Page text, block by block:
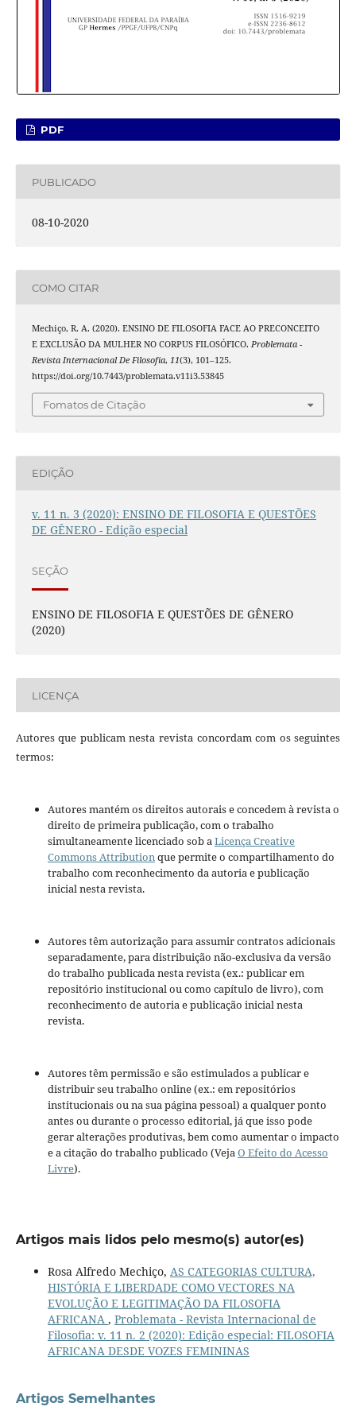
PDF
PUBLICADO
08-10-2020
COMO CITAR
Mechiço, R. A. (2020). ENSINO DE FILOSOFIA FACE AO PRECONCEITO
E EXCLUSÃO DA MULHER NO CORPUS FILOSÓFICO. Problemata -
Revista Internacional De Filosofia, 11(3), 101–125.
https://doi.org/10.7443/problemata.v11i3.53845
Fomatos de Citação
EDIÇÃO
v. 11 n. 3 (2020): ENSINO DE FILOSOFIA E QUESTÕES
DE GÊNERO - Edição especial
SEÇÃO
ENSINO DE FILOSOFIA E QUESTÕES DE GÊNERO
(2020)
LICENÇA
Autores que publicam nesta revista concordam com os seguintes
termos:
Autores mantém os direitos autorais e concedem à revista o
direito de primeira publicação, com o trabalho
simultaneamente licenciado sob aLicença Creative
Commons Attributionque permite o compartilhamento do
trabalho com reconhecimento da autoria e publicação
inicial nesta revista.
Autores têm autorização para assumir contratos adicionais
separadamente, para distribuição não-exclusiva da versão
do trabalho publicada nesta revista (ex.: publicar em
repositório institucional ou como capítulo de livro), com
reconhecimento de autoria e publicação inicial nesta
revista.
Autores têm permissão e são estimulados a publicar e
distribuir seu trabalho online (ex.: em repositórios
institucionais ou na sua página pessoal) a qualquer ponto
antes ou durante o processo editorial, já que isso pode
gerar alterações produtivas, bem como aumentar o impacto
e a citação do trabalho publicado (VejaO Efeito do Acesso
Livre).
Artigos mais lidos pelo mesmo(s) autor(es)
Rosa Alfredo Mechiço, AS CATEGORIAS CULTURA,
HISTÓRIA E LIBERDADE COMO VECTORES NA
EVOLUÇÃO E LEGITIMAÇÃO DA FILOSOFIA
AFRICANA , Problemata - Revista Internacional de
Filosofia: v. 11 n. 2 (2020): Edição especial: FILOSOFIA
AFRICANA DESDE VOZES FEMININAS
Artigos Semelhantes